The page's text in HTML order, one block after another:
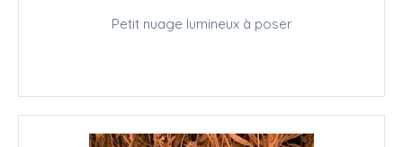
Petit nuage lumineux à poser